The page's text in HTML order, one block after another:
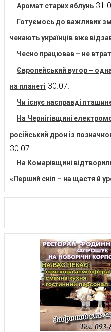
Аромат старих яблунь
Готуємось до важливих
чекають українців вже
Чесно працював – не
Європейський вугор –
на планеті 30.07.
Чи існує насправді
На Чернігівщині
російський дрон із
30.07.
На Комарівщині
«Перший сніп – на щастя й